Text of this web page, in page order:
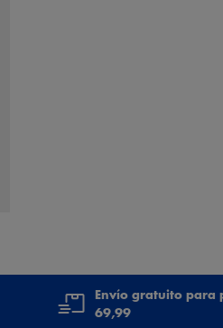
Envío gratuito para
69,99